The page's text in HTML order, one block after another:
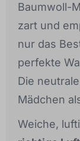
Baumwoll-
zart und
nur das
perfekte
Die
Mädchen
Weiche,